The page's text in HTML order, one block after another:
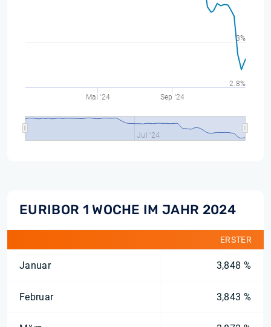
Mai '24 Sep '24
Jul '24
2.8%
3%
EURIBOR 1 WOCHE IM JAHR 2024
ERSTER
Januar 3,848 %
Februar 3,843 %